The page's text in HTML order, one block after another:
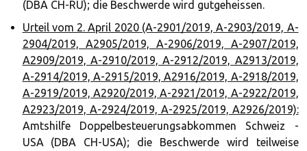
(DBA CH-RU); die Beschwerde wird gutgeheissen.
Urteil vom 2. April 2020 (A-2901/2019, A-2903/2019, A-
2904/2019, A2905/2019, A-2906/2019, A-2907/2019,
A2909/2019, A-2910/2019, A-2912/2019, A2913/2019,
A-2914/2019, A-2915/2019, A2916/2019, A-2918/2019,
A-2919/2019, A2920/2019, A-2921/2019, A-2922/2019,
A2923/2019, A-2924/2019, A-2925/2019, A2926/2019):
Amtshilfe Doppelbesteuerungsabkommen Schweiz -
USA (DBA CH-USA); die Beschwerde wird teilweise